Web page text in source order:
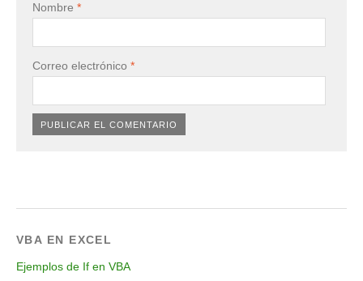
Nombre *
Correo electrónico *
VBA EN EXCEL
Ejemplos de If en VBA